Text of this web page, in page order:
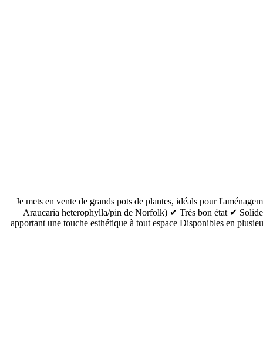
Je mets en vente de grands pots de plantes, idéals pour
Araucaria heterophylla/pin de Norfolk) ✔ Très bon état ✔
apportant une touche esthétique à tout espace Disponibles en